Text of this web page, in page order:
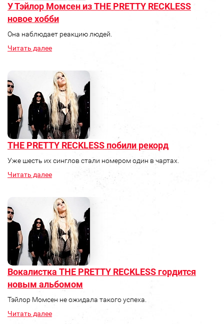
У Тэйлор Момсен из THE PRETTY RECKLESS
новое хобби
Она наблюдает реакцию людей.
Читать далее
THE PRETTY RECKLESS побили рекорд
Уже шесть их синглов стали номером один в чартах.
Читать далее
Вокалистка THE PRETTY RECKLESS гордится
новым альбомом
Тэйлор Момсен не ожидала такого успеха.
Читать далее